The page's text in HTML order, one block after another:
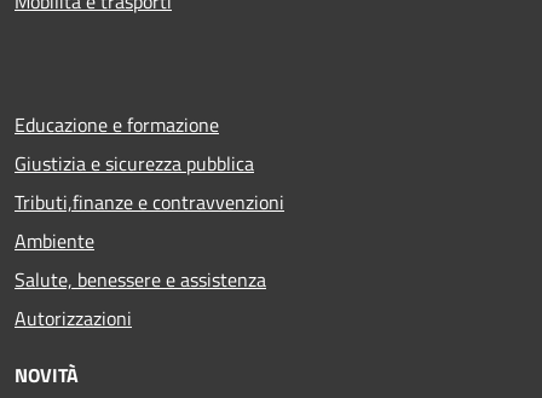
Educazione e formazione
Giustizia e sicurezza pubblica
Tributi,finanze e contravvenzioni
Ambiente
Salute, benessere e assistenza
Autorizzazioni
NOVITÀ